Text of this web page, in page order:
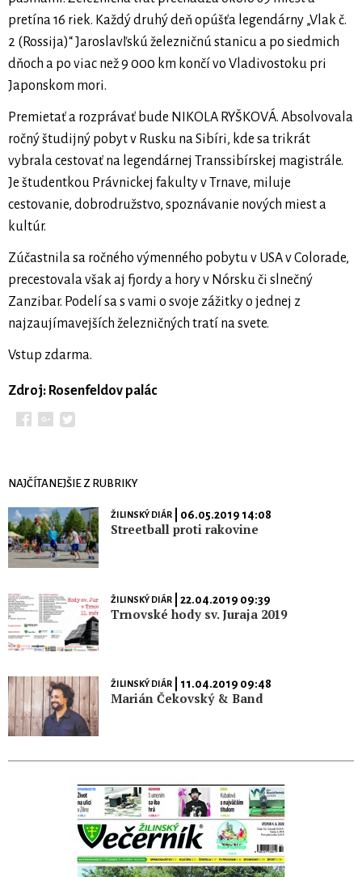
pretína 16 riek. Každý druhý deň opúšťa legendárny „Vlak č.
2 (Rossija)“ Jaroslavľskú železničnú stanicu a po siedmich
dňoch a po viac než 9 000 km končí vo Vladivostoku pri
Japonskom mori.
Premietať a rozprávať bude NIKOLA RYŠKOVÁ. Absolvovala
ročný študijný pobyt v Rusku na Sibíri, kde sa trikrát
vybrala cestovať na legendárnej Transsibírskej magistrále.
Je študentkou Právnickej fakulty v Trnave, miluje
cestovanie, dobrodružstvo, spoznávanie nových miest a
kultúr.
Zúčastnila sa ročného výmenného pobytu v USA v Colorade,
precestovala však aj fjordy a hory v Nórsku či slnečný
Zanzibar. Podelí sa s vami o svoje zážitky o jednej z
najzaujímavejších železničných tratí na svete.
Vstup zdarma.
Zdroj: Rosenfeldov palác
NAJČÍTANEJŠIE Z RUBRIKY
ŽILINSKÝ DIÁR| 06.05.2019 14:08
Streetball proti rakovine
ŽILINSKÝ DIÁR| 22.04.2019 09:39
Trnovské hody sv. Juraja 2019
ŽILINSKÝ DIÁR| 11.04.2019 09:48
Marián Čekovský & Band